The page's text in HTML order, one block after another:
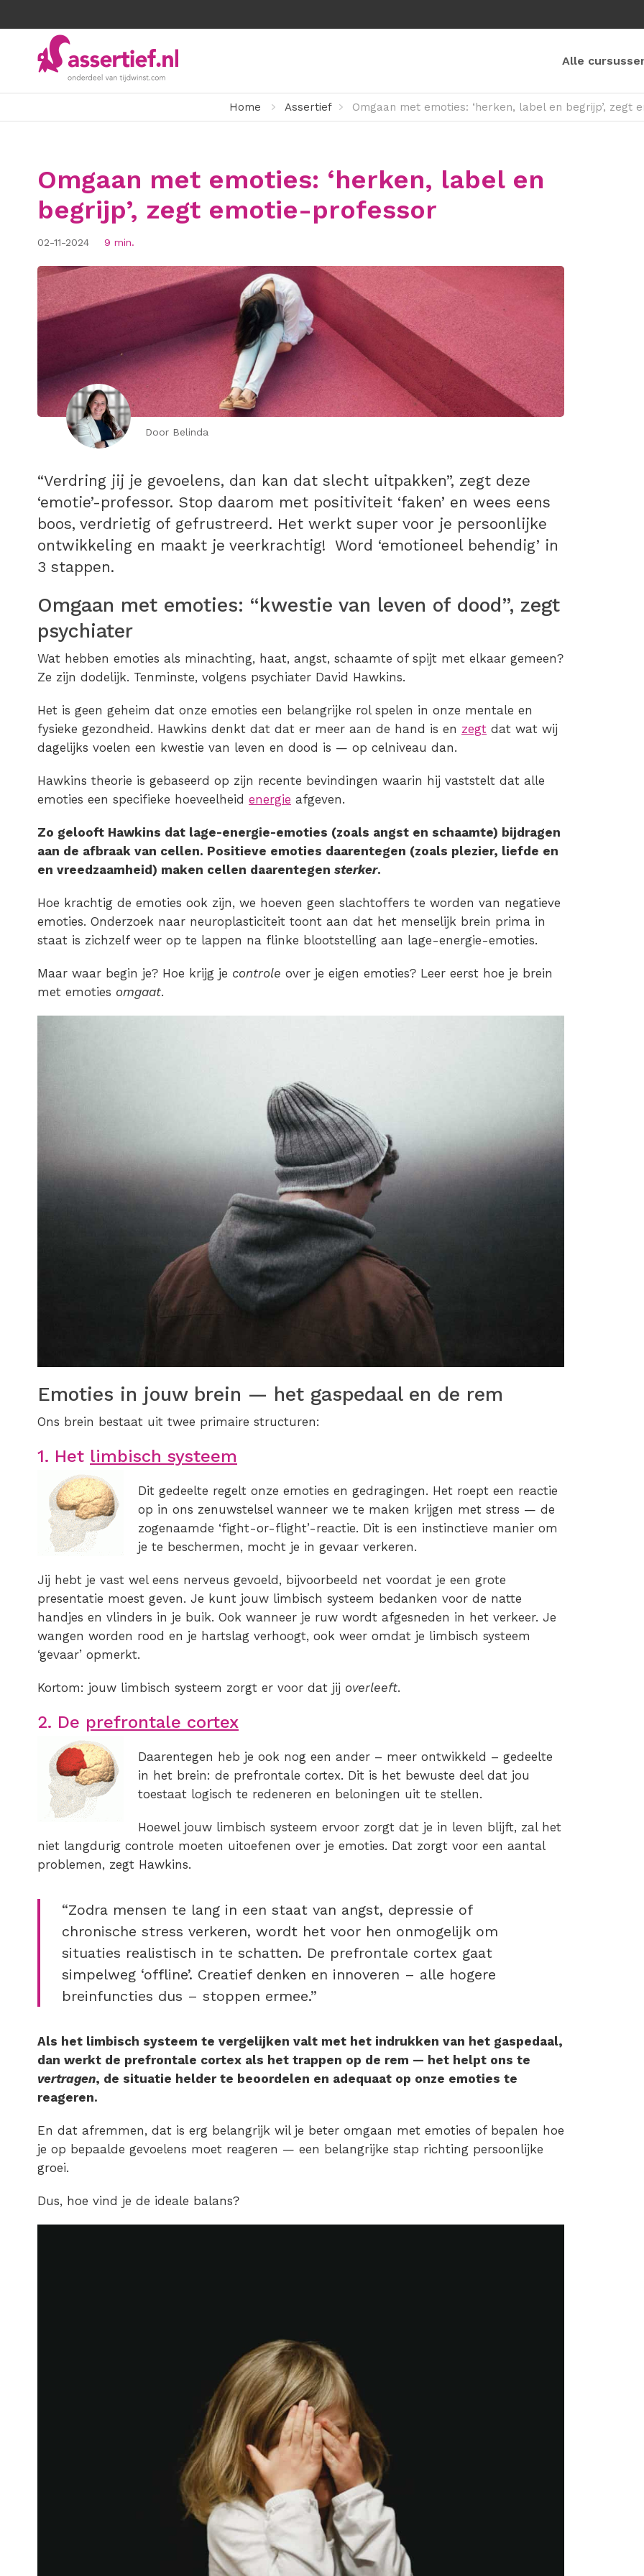
Alle
Home Assertief Omgaan met emoties: ‘herken, label en begrijp’, zegt
Omgaan met emoties: ‘herken, label en
begrijp’, zegt emotie-professor
02-11-2024 9 min.
Door Belinda
“Verdring jij je gevoelens, dan kan dat slecht uitpakken”, zegt deze
‘emotie’-professor. Stop daarom met positiviteit ‘faken’ en wees eens
boos, verdrietig of gefrustreerd. Het werkt super voor je persoonlijke
ontwikkeling en maakt je veerkrachtig! Word ‘emotioneel behendig’ in
3 stappen.
Omgaan met emoties: “kwestie van leven of dood”, zegt
psychiater
Wat hebben emoties als minachting, haat, angst, schaamte of spijt met elkaar gemeen?
Ze zijn dodelijk. Tenminste, volgens psychiater David Hawkins.
Het is geen geheim dat onze emoties een belangrijke rol spelen in onze mentale en
fysieke gezondheid. Hawkins denkt dat dat er meer aan de hand is en zegt dat wat wij
dagelijks voelen een kwestie van leven en dood is — op celniveau dan.
Hawkins theorie is gebaseerd op zijn recente bevindingen waarin hij vaststelt dat alle
emoties een specifieke hoeveelheid energie afgeven.
Zo gelooft Hawkins dat lage-energie-emoties (zoals angst en schaamte) bijdragen
aan de afbraak van cellen. Positieve emoties daarentegen (zoals plezier, liefde en
en vreedzaamheid) maken cellen daarentegen sterker.
Hoe krachtig de emoties ook zijn, we hoeven geen slachtoffers te worden van negatieve
emoties. Onderzoek naar neuroplasticiteit toont aan dat het menselijk brein prima in
staat is zichzelf weer op te lappen na flinke blootstelling aan lage-energie-emoties.
Maar waar begin je? Hoe krijg je controle over je eigen emoties? Leer eerst hoe je brein
met emoties omgaat.
Emoties in jouw brein — het gaspedaal en de rem
Ons brein bestaat uit twee primaire structuren:
1. Het limbisch systeem
Dit gedeelte regelt onze emoties en gedragingen. Het roept een reactie
op in ons zenuwstelsel wanneer we te maken krijgen met stress — de
zogenaamde ‘fight-or-flight’-reactie. Dit is een instinctieve manier om
je te beschermen, mocht je in gevaar verkeren.
Jij hebt je vast wel eens nerveus gevoeld, bijvoorbeeld net voordat je een grote
presentatie moest geven. Je kunt jouw limbisch systeem bedanken voor de natte
handjes en vlinders in je buik. Ook wanneer je ruw wordt afgesneden in het verkeer. Je
wangen worden rood en je hartslag verhoogt, ook weer omdat je limbisch systeem
‘gevaar’ opmerkt.
Kortom: jouw limbisch systeem zorgt er voor dat jij overleeft.
2. De prefrontale cortex
Daarentegen heb je ook nog een ander – meer ontwikkeld – gedeelte
in het brein: de prefrontale cortex. Dit is het bewuste deel dat jou
toestaat logisch te redeneren en beloningen uit te stellen.
Hoewel jouw limbisch systeem ervoor zorgt dat je in leven blijft, zal het
niet langdurig controle moeten uitoefenen over je emoties. Dat zorgt voor een aantal
problemen, zegt Hawkins.
“Zodra mensen te lang in een staat van angst, depressie of
chronische stress verkeren, wordt het voor hen onmogelijk om
situaties realistisch in te schatten. De prefrontale cortex gaat
simpelweg ‘offline’. Creatief denken en innoveren – alle hogere
breinfuncties dus – stoppen ermee.”
Als het limbisch systeem te vergelijken valt met het indrukken van het gaspedaal,
dan werkt de prefrontale cortex als het trappen op de rem — het helpt ons te
vertragen, de situatie helder te beoordelen en adequaat op onze emoties te
reageren.
En dat afremmen, dat is erg belangrijk wil je beter omgaan met emoties of bepalen hoe
je op bepaalde gevoelens moet reageren — een belangrijke stap richting persoonlijke
groei.
Dus, hoe vind je de ideale balans?